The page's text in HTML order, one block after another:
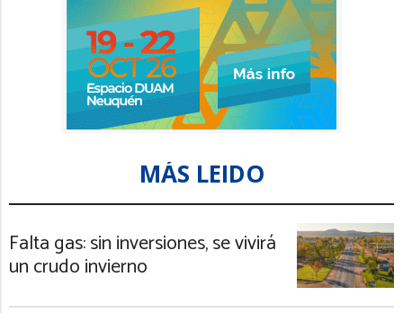
MÁS LEIDO
Falta gas: sin inversiones, se vivirá
un crudo invierno